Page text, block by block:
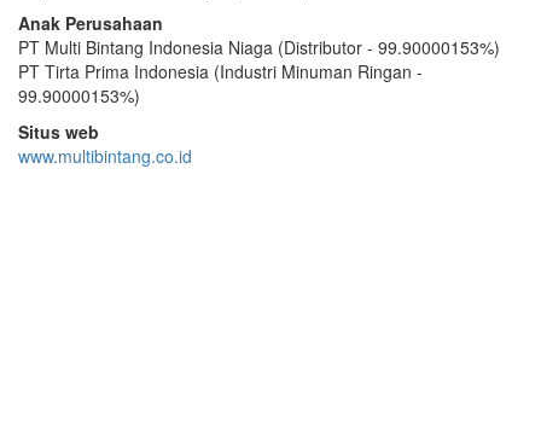
Anak Perusahaan
PT Multi Bintang Indonesia Niaga (Distributor - 99.90000153%)
PT Tirta Prima Indonesia (Industri Minuman Ringan -
99.90000153%)
Situs web
www.multibintang.co.id